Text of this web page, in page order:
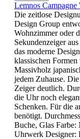
Lemnos
Die zeitlose
Design Group
Wohnzimmer oder
Sekundenzeiger
das moderne
klassischen
Massivholz
jedem Zuhause.
Zeiger deutlich.
die Uhr noch
Schenken. Für die
benötigt.
Buche, Glas Farbe:
Uhrwerk Designer: